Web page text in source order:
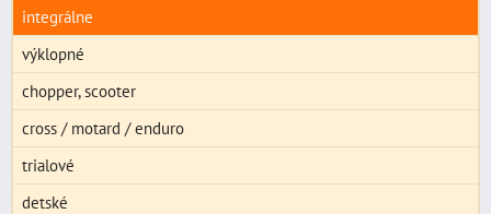
integrálne
výklopné
chopper, scooter
cross / motard / enduro
trialové
detské